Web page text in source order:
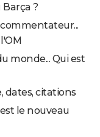
?
monde... Qui est
dates, citations
le nouveau